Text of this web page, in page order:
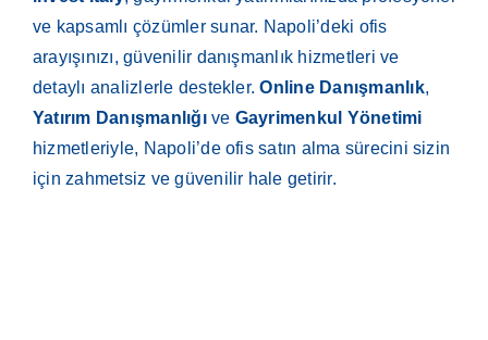
ve kapsamlı çözümler sunar. Napoli’deki ofis
arayışınızı, güvenilir danışmanlık hizmetleri ve
detaylı analizlerle destekler.Online Danışmanlık,
Yatırım Danışmanlığıve Gayrimenkul Yönetimi
hizmetleriyle, Napoli’de ofis satın alma sürecini sizin
için zahmetsiz ve güvenilir hale getirir.